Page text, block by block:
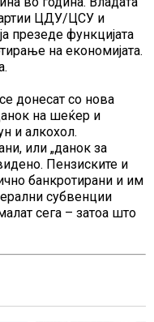
ЦДУ/ЦСУ и
презеде функцијата
на економијата.
донесат со нова
на шеќер и
и алкохол.
или „данок за
Пензиските и
банкротирани и им
субвенции
сега – затоа што